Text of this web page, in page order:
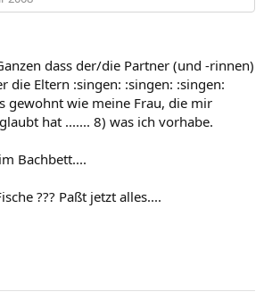
dass der/die Partner (und -rinnen)
die Eltern :singen: :singen: :singen:
gewohnt wie meine Frau, die mir
hat ....... 8) was ich vorhabe.
Bachbett....
??? Paßt jetzt alles....